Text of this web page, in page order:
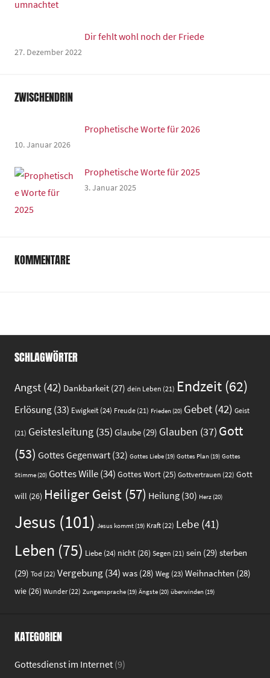
Dir fehlt wohl noch der Friede
27. Dezember 2022
ZWISCHENDRIN
Prophetische Worte für 2026
10. Januar 2026
Prophetische Worte für 2025
3. Januar 2025
KOMMENTARE
SCHLAGWÖRTER
Angst (42) Dankbarkeit (27) dein Leben (21) Endzeit (62)
Erlösung(33) Ewigkeit (24) Freude (21) Frieden (20) Gebet (42) Geist
(21) Geistesleitung (35) Glaube (29) Glauben (37) Gott
(53) Gottes Gegenwart (32) Gottes Liebe (19) Gottes Plan (19) Gottes
Stimme (20) Gottes Wille(34) Gottes Wort (25) Gottvertrauen (22) Gott
will (26) Heiliger Geist (57) Heilung (30) Herz (20)
Jesus (101) Jesus kommt (19) Kraft (22) Lebe (41)
Leben (75) Liebe (24) nicht (26) Segen (21) sein (29) sterben
(29) Tod (22) Vergebung(34) was (28) Weg (23) Weihnachten (28)
wie (26) Wunder (22) Zungensprache (19) Ängste (20) überwinden (19)
KATEGORIEN
Gottesdienst im Internet (9)